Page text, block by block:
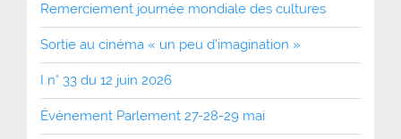
Remerciement journée mondiale des cultures
Sortie au cinéma « un peu d’imagination »
I n° 33 du 12 juin 2026
Événement Parlement 27-28-29 mai